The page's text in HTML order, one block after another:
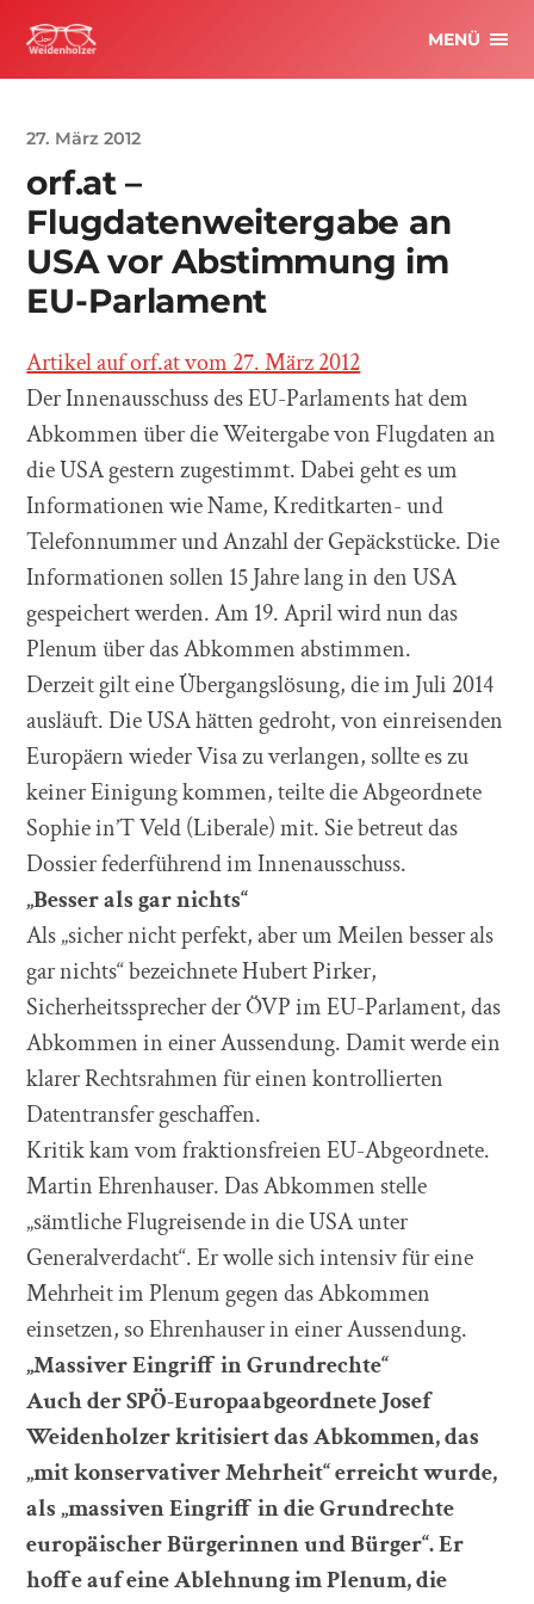
MENÜ
27. März 2012
orf.at –
Flugdatenweitergabe an
USA vor Abstimmung im
EU-Parlament
Artikel auf orf.at vom 27. März 2012
Der Innenausschuss des EU-Parlaments hat dem
Abkommen über die Weitergabe von Flugdaten an
die USA gestern zugestimmt. Dabei geht es um
Informationen wie Name, Kreditkarten- und
Telefonnummer und Anzahl der Gepäckstücke. Die
Informationen sollen 15 Jahre lang in den USA
gespeichert werden. Am 19. April wird nun das
Plenum über das Abkommen abstimmen.
Derzeit gilt eine Übergangslösung, die im Juli 2014
ausläuft. Die USA hätten gedroht, von einreisenden
Europäern wieder Visa zu verlangen, sollte es zu
keiner Einigung kommen, teilte die Abgeordnete
Sophie in’T Veld (Liberale) mit. Sie betreut das
Dossier federführend im Innenausschuss.
„Besser als gar nichts“
Als „sicher nicht perfekt, aber um Meilen besser als
gar nichts“ bezeichnete Hubert Pirker,
Sicherheitssprecher der ÖVP im EU-Parlament, das
Abkommen in einer Aussendung. Damit werde ein
klarer Rechtsrahmen für einen kontrollierten
Datentransfer geschaffen.
Kritik kam vom fraktionsfreien EU-Abgeordnete.
Martin Ehrenhauser. Das Abkommen stelle
„sämtliche Flugreisende in die USA unter
Generalverdacht“. Er wolle sich intensiv für eine
Mehrheit im Plenum gegen das Abkommen
einsetzen, so Ehrenhauser in einer Aussendung.
„Massiver Eingriff in Grundrechte“
Auch der SPÖ-Europaabgeordnete Josef
Weidenholzer kritisiert das Abkommen, das
„mit konservativer Mehrheit“ erreicht wurde,
als „massiven Eingriff in die Grundrechte
europäischer Bürgerinnen und Bürger“. Er
hoffe auf eine Ablehnung im Plenum, die